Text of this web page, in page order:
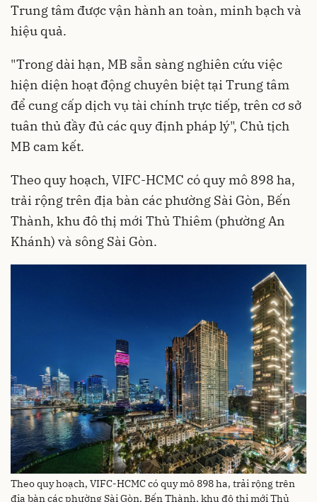
Trung tâm được vận hành an toàn, minh bạch và
hiệu quả.
"Trong dài hạn, MB sẵn sàng nghiên cứu việc
hiện diện hoạt động chuyên biệt tại Trung tâm
để cung cấp dịch vụ tài chính trực tiếp, trên cơ sở
tuân thủ đầy đủ các quy định pháp lý", Chủ tịch
MB cam kết.
Theo quy hoạch, VIFC-HCMC có quy mô 898 ha,
trải rộng trên địa bàn các phường Sài Gòn, Bến
Thành, khu đô thị mới Thủ Thiêm (phường An
Khánh) và sông Sài Gòn.
Theo quy hoạch, VIFC-HCMC có quy mô 898 ha, trải rộng trên
địa bàn các phường Sài Gòn, Bến Thành, khu đô thị mới Thủ